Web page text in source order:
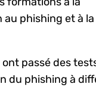
au phishing et à
ont passé des
du phishing à